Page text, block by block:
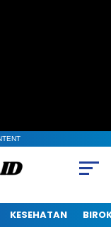
KESEHATAN